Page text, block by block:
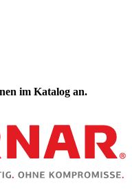
im Katalog an.